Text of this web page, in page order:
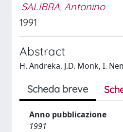
SALIBRA, Antonino
1991
Abstract
H. Andreka, J.D. Monk, I.
Scheda breve
Anno pubblicazione
1991